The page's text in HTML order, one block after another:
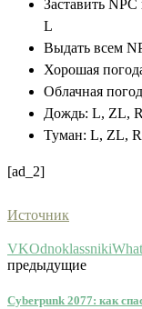
Заставить
L
Выдать всем
Хорошая
Облачная
Дождь: L, ZL,
Туман: L, ZL,
[ad_2]
Источник
VKOdnoklassniki
предыдущие
Cyberpunk 2077: как